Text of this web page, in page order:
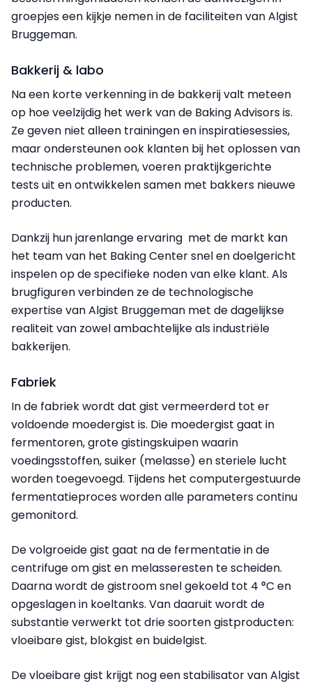
groepjes een kijkje nemen in de faciliteiten van Algist
Bruggeman.
Bakkerij & labo
Na een korte verkenning in de bakkerij valt meteen
op hoe veelzijdig het werk van de Baking Advisors is.
Ze geven niet alleen trainingen en inspiratiesessies,
maar ondersteunen ook klanten bij het oplossen van
technische problemen, voeren praktijkgerichte
tests uit en ontwikkelen samen met bakkers nieuwe
producten.
Dankzij hun jarenlange ervaring met de markt kan
het team van het Baking Center snel en doelgericht
inspelen op de specifieke noden van elke klant. Als
brugfiguren verbinden ze de technologische
expertise van Algist Bruggeman met de dagelijkse
realiteit van zowel ambachtelijke als industriële
bakkerijen.
Fabriek
In de fabriek wordt dat gist vermeerderd tot er
voldoende moedergist is. Die moedergist gaat in
fermentoren, grote gistingskuipen waarin
voedingsstoffen, suiker (melasse) en steriele lucht
worden toegevoegd. Tijdens het computergestuurde
fermentatieproces worden alle parameters continu
gemonitord.
De volgroeide gist gaat na de fermentatie in de
centrifuge om gist en melasseresten te scheiden.
Daarna wordt de gistroom snel gekoeld tot 4 °C en
opgeslagen in koeltanks. Van daaruit wordt de
substantie verwerkt tot drie soorten gistproducten:
vloeibare gist, blokgist en buidelgist.
De vloeibare gist krijgt nog een stabilisator van Algist